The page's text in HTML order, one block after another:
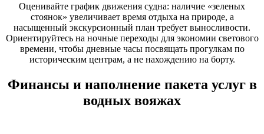
Оценивайте график движения судна: наличие «зеленых
стоянок» увеличивает время отдыха на природе, а
насыщенный экскурсионный план требует выносливости.
Ориентируйтесь на ночные переходы для экономии светового
времени, чтобы дневные часы посвящать прогулкам по
историческим центрам, а не нахождению на борту.
Финансы и наполнение пакета услуг в
водных вояжах